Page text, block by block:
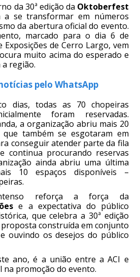
da 30ª edição da Oktoberfest
a se transformar em números
da abertura oficial do evento.
marcado para o dia 6 de
Exposições de Cerro Largo, vem
muito acima do esperado e
região.
pelo WhatsApp
dias, todas as 70 chopeiras
foram reservadas.
a organização abriu mais 20
que também se esgotaram em
conseguir atender parte da fila
continua procurando reservas
ainda abriu uma última
10 espaços disponíveis –
reforça a força da
e a expectativa do público
que celebra a 30ª edição
construída em conjunto
ouvindo os desejos do público
ano, é a união entre a ACI e
promoção do evento.